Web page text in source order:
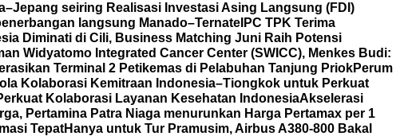
seiring Realisasi Investasi Asing Langsung (FDI)
langsung Manado–Ternate IPC TPK Terima
Diminati di Cili, Business Matching Juni Raih Potensi
Widyatomo Integrated Cancer Center (SWICC), Menkes Budi:
Terminal 2 Petikemas di Pelabuhan Tanjung PriokPerum
Kolaborasi Kemitraan Indonesia–Tiongkok untuk Perkuat
Kolaborasi Layanan Kesehatan IndonesiaAkselerasi
Pertamina Patra Niaga menurunkan Harga Pertamax per 1
TepatHanya untuk Tur Pramusim, Airbus A380-800 Bakal